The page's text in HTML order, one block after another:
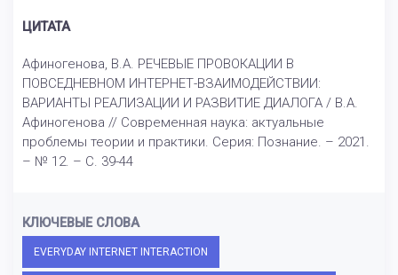
ЦИТАТА
Афиногенова, В.А. РЕЧЕВЫЕ ПРОВОКАЦИИ В
ПОВСЕДНЕВНОМ ИНТЕРНЕТ-ВЗАИМОДЕЙСТВИИ:
ВАРИАНТЫ РЕАЛИЗАЦИИ И РАЗВИТИЕ ДИАЛОГА / В.А.
Афиногенова // Современная наука: актуальные
проблемы теории и практики. Серия: Познание. – 2021.
– № 12. – С. 39-44
КЛЮЧЕВЫЕ СЛОВА
EVERYDAY INTERNET INTERACTION